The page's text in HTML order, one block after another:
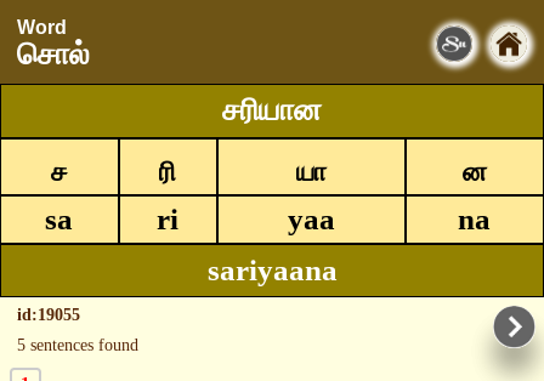
Word
சொல்
சரியான
ச ரி யா ன
sa ri yaa
na
sariyaana
id:19055
5 sentences found